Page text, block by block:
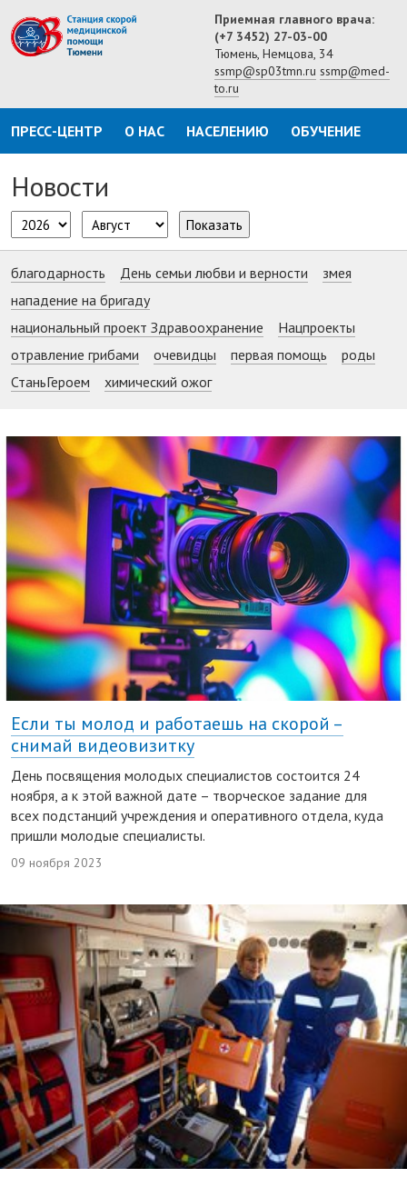
Приемная главного врача:
(+7 3452) 27-03-00
Тюмень, Немцова, 34
ssmp@sp03tmn.ru ssmp@med-
to.ru
ПРЕСС-ЦЕНТР О НАС НАСЕЛЕНИЮ ОБУЧЕНИЕ
Новости
Показать
благодарность День семьи любви и верности
змея
нападение на бригаду
национальный проект Здравоохранение
Нацпроекты
отравление грибами
очевидцы первая помощь
роды
СтаньГероем
химический ожог
Если ты молод и работаешь на скорой –
снимай видеовизитку
День посвящения молодых специалистов состоится 24
ноября, а к этой важной дате – творческое задание для
всех подстанций учреждения и оперативного отдела, куда
пришли молодые специалисты.
09 ноября 2023